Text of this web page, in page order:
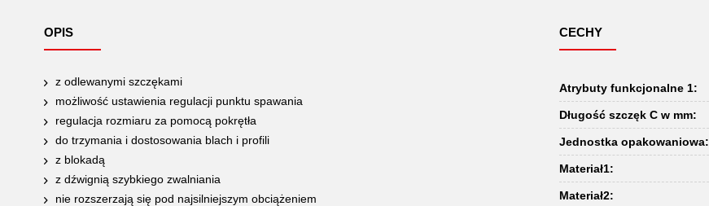
OPIS
z odlewanymi szczękami
możliwość ustawienia regulacji punktu spawania
regulacja rozmiaru za pomocą pokrętła
do trzymania i dostosowania blach i profili
z blokadą
z dźwignią szybkiego zwalniania
nie rozszerzają się pod najsilniejszym obciążeniem
CECHY
Atrybuty funkcjonalne 1:
Długość szczęk C w mm:
Jednostka opakowaniowa:
Materiał1:
Materiał2: